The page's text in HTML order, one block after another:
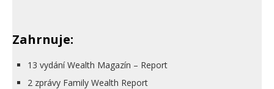
Zahrnuje:
13 vydání Wealth Magazín – Report
2 zprávy Family Wealth Report